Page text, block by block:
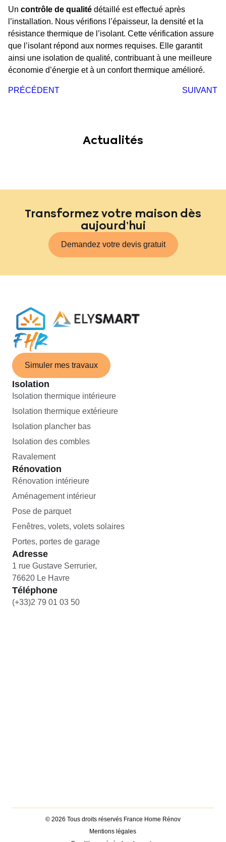
Un contrôle de qualité détaillé est effectué après
l’installation. Nous vérifions l’épaisseur, la densité et la
résistance thermique de l’isolant. Cette vérification assure
que l’isolant répond aux normes requises. Elle garantit
ainsi une isolation de qualité, contribuant à une meilleure
économie d’énergie et à un confort thermique amélioré.
PRÉCÉDENT SUIVANT
Actualités
Transformez votre maison dès
aujourd’hui
Demandez votre devis gratuit
Simuler mes travaux
Isolation
Isolation thermique intérieure
Isolation thermique extérieure
Isolation plancher bas
Isolation des combles
Ravalement
Rénovation
Rénovation intérieure
Aménagement intérieur
Pose de parquet
Fenêtres, volets, volets solaires
Portes, portes de garage
Adresse
1 rue Gustave Serrurier,
76620 Le Havre
Téléphone
(+33)2 79 01 03 50
© 2026 Tous droits réservés France Home Rénov
Mentions légales